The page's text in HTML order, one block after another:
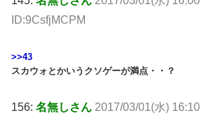
ID:9CsfjMCPM
>>43
スカウォとかいうクソゲーが満点・・？
156: 名無しさん 2017/03/01(水)